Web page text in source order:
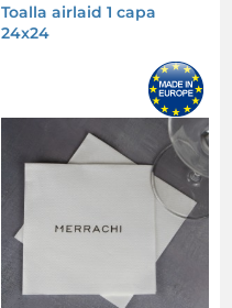
Toalla airlaid 1 capa
24x24